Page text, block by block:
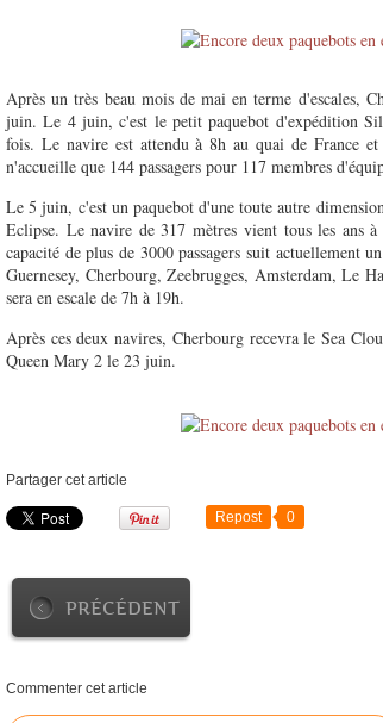
Après un très beau mois de mai en terme d'escales,
juin. Le 4 juin, c'est le petit paquebot d'expédition
fois. Le navire est attendu à 8h au quai de France
n'accueille que 144 passagers pour 117 membres
Le 5 juin, c'est un paquebot d'une toute autre
Eclipse. Le navire de 317 mètres vient tous les ans
capacité de plus de 3000 passagers suit actuellement
Guernesey, Cherbourg, Zeebrugges, Amsterdam, Le
sera en escale de 7h à 19h.
Après ces deux navires, Cherbourg recevra le Sea
Queen Mary 2 le 23 juin.
Partager cet article
Repost 0
PRÉCÉDENT
Commenter cet article